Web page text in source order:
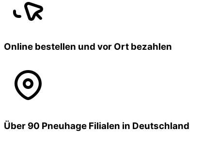
Online bestellen und vor Ort bezahlen
Über 90 Pneuhage Filialen in Deutschland